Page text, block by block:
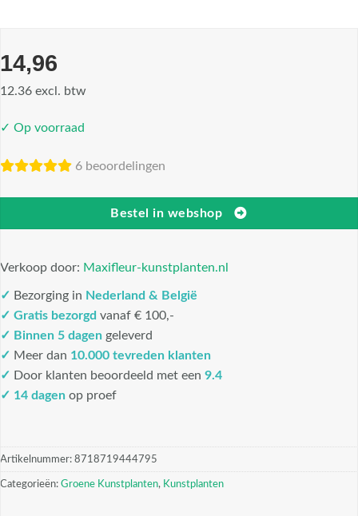
14,96
12.36 excl. btw
✓ Op voorraad
6 beoordelingen
Bestel in webshop
Verkoop door: Maxifleur-kunstplanten.nl
✓ Bezorging in Nederland & België
✓ Gratis bezorgd vanaf € 100,-
✓ Binnen 5 dagen geleverd
✓ Meer dan 10.000 tevreden klanten
✓ Door klanten beoordeeld met een 9.4
✓ 14 dagen op proef
Artikelnummer: 8718719444795
Categorieën: Groene Kunstplanten, Kunstplanten